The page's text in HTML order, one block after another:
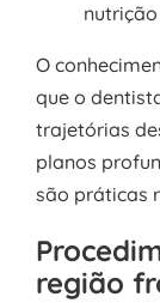
O
que o
trajetórias
planos
são práticas
região